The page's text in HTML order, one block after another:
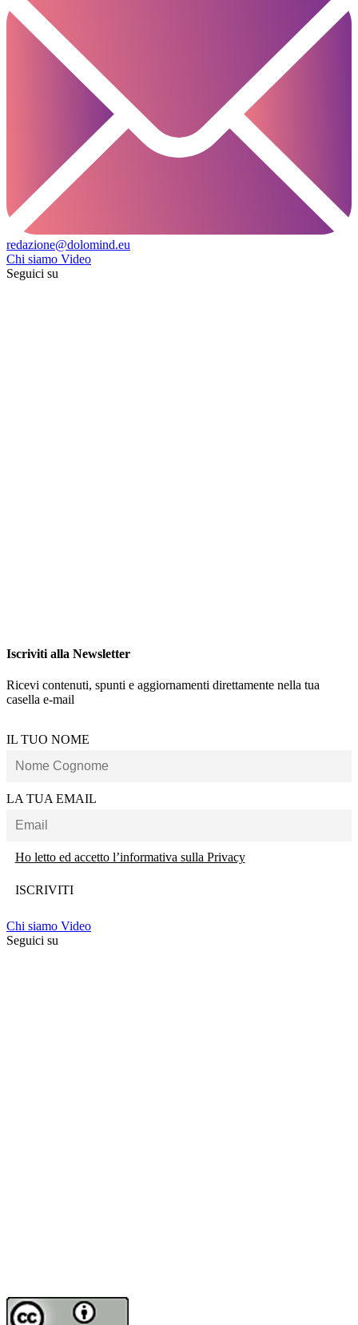
redazione@dolomind.eu
Chi siamo Video
Seguici su
Iscriviti alla Newsletter
Ricevi contenuti, spunti e aggiornamenti direttamente nella tua
casella e-mail
IL TUO NOME
LA TUA EMAIL
Ho letto ed accetto l’informativa sulla Privacy
Chi siamo Video
Seguici su